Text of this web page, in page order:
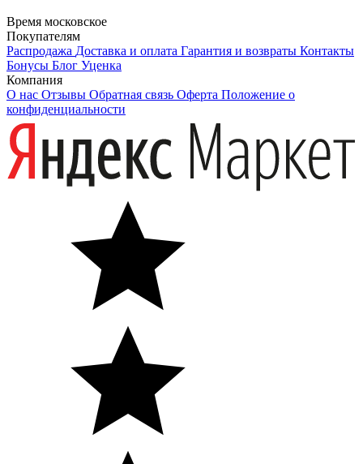
Время московское
Покупателям
Распродажа Доставка и оплата Гарантия и возвраты Контакты
Бонусы Блог Уценка
Компания
О нас Отзывы Обратная связь Оферта Положение о
конфиденциальности